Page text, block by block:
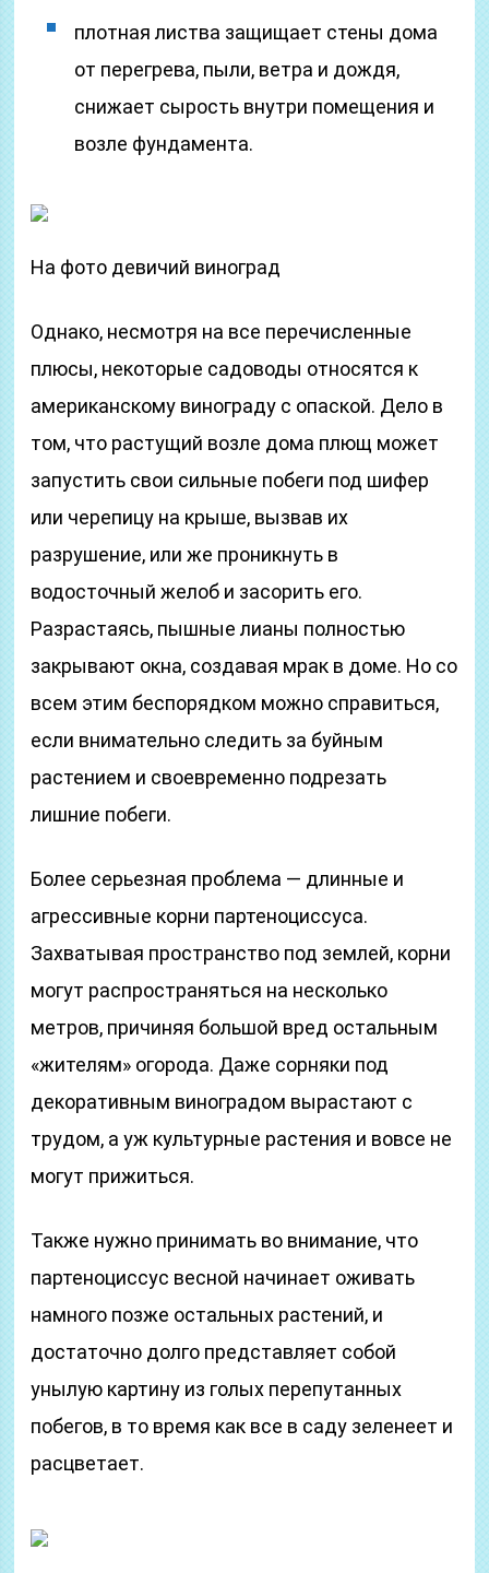
плотная листва защищает стены дома
от перегрева, пыли, ветра и дождя,
снижает сырость внутри помещения и
возле фундамента.
На фото девичий виноград
Однако, несмотря на все перечисленные
плюсы, некоторые садоводы относятся к
американскому винограду с опаской. Дело в
том, что растущий возле дома плющ может
запустить свои сильные побеги под шифер
или черепицу на крыше, вызвав их
разрушение, или же проникнуть в
водосточный желоб и засорить его.
Разрастаясь, пышные лианы полностью
закрывают окна, создавая мрак в доме. Но со
всем этим беспорядком можно справиться,
если внимательно следить за буйным
растением и своевременно подрезать
лишние побеги.
Более серьезная проблема — длинные и
агрессивные корни партеноциссуса.
Захватывая пространство под землей, корни
могут распространяться на несколько
метров, причиняя большой вред остальным
«жителям» огорода. Даже сорняки под
декоративным виноградом вырастают с
трудом, а уж культурные растения и вовсе не
могут прижиться.
Также нужно принимать во внимание, что
партеноциссус весной начинает оживать
намного позже остальных растений, и
достаточно долго представляет собой
унылую картину из голых перепутанных
побегов, в то время как все в саду зеленеет и
расцветает.